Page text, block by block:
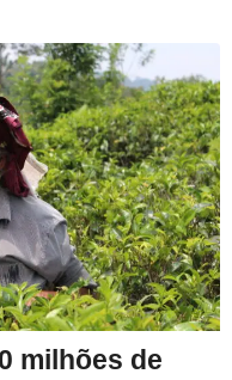
milhões de